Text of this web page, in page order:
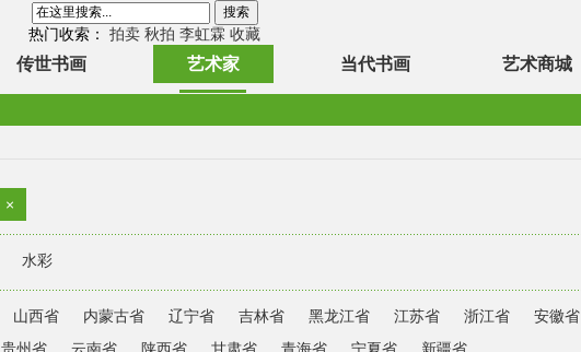
热门收索： 拍卖 秋拍 李虹霖 收藏
传世书画 艺术家 当代书画 艺术商城
×
水彩
山西省 内蒙古省 辽宁省 吉林省 黑龙江省 江苏省 浙江省 安徽省